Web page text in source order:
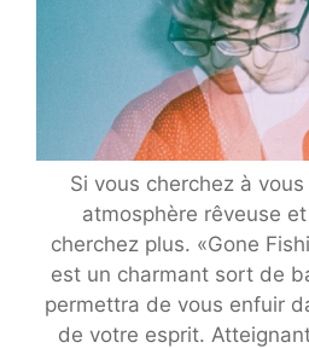
Si vous cherchez à
atmosphère rêveuse
cherchez plus. «Gone
est un charmant sort de
permettra de vous enfuir
de votre esprit.